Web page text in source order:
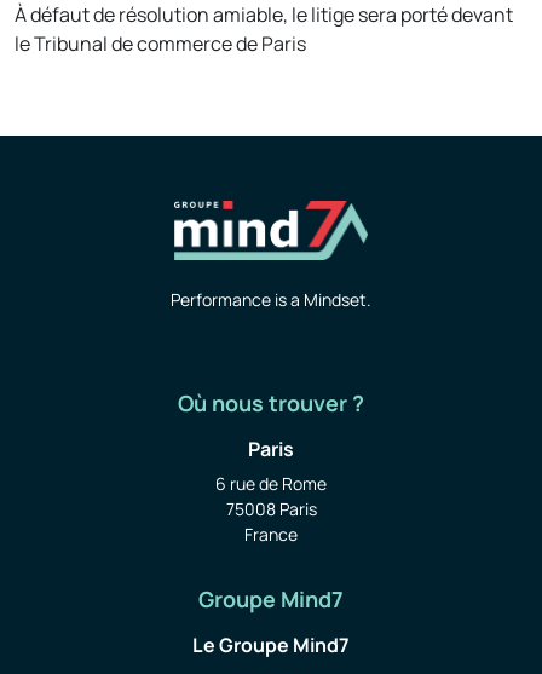
À défaut de résolution amiable, le litige sera porté devant
le Tribunal de commerce de Paris
Performance is a Mindset.
Où nous trouver ?
Paris
6 rue de Rome
75008 Paris
France
Groupe Mind7
Le Groupe Mind7